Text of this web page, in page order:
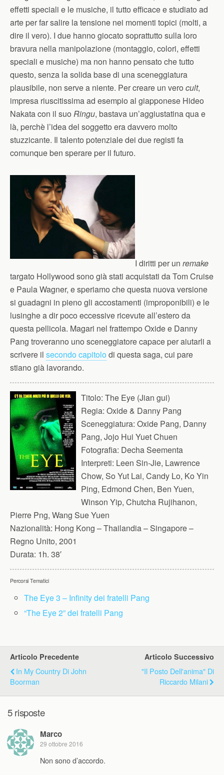
effetti speciali e le musiche, il tutto efficace e studiato ad
arte per far salire la tensione nei momenti topici (molti, a
dire il vero). I due hanno giocato soprattutto sulla loro
bravura nella manipolazione (montaggio, colori, effetti
speciali e musiche) ma non hanno pensato che tutto
questo, senza la solida base di una sceneggiatura
plausibile, non serve a niente. Per creare un vero cult,
impresa riuscitissima ad esempio al giapponese Hideo
Nakata con il suo Ringu, bastava un’aggiustatina qua e
là, perchè l’idea del soggetto era davvero molto
stuzzicante. Il talento potenziale dei due registi fa
comunque ben sperare per il futuro.
I diritti per un remake
targato Hollywood sono già stati acquistati da Tom Cruise
e Paula Wagner, e speriamo che questa nuova versione
si guadagni in pieno gli accostamenti (improponibili) e le
lusinghe a dir poco eccessive ricevute all’estero da
questa pellicola. Magari nel frattempo Oxide e Danny
Pang troveranno uno sceneggiatore capace per aiutarli a
scrivere il secondo capitolodi questa saga, cui pare
stiano già lavorando.
Titolo: The Eye (Jian gui)
Regia: Oxide & Danny Pang
Sceneggiatura: Oxide Pang, Danny
Pang, Jojo Hui Yuet Chuen
Fotografia: Decha Seementa
Interpreti: Leen Sin-Jie, Lawrence
Chow, So Yut Lai, Candy Lo, Ko Yin
Ping, Edmond Chen, Ben Yuen,
Winson Yip, Chutcha Rujihanon,
Pierre Png, Wang Sue Yuen
Nazionalità: Hong Kong – Thailandia – Singapore –
Regno Unito, 2001
Durata: 1h. 38′
Percorsi Tematici
The Eye 3 – Infinity dei fratelli Pang
“The Eye 2” dei fratelli Pang
Articolo Precedente
In My Country Di John
Boorman
Articolo Successivo
"Il Posto Dell'anima" Di
Riccardo Milani
5 risposte
Marco
29 ottobre 2016
Non sono d’accordo.